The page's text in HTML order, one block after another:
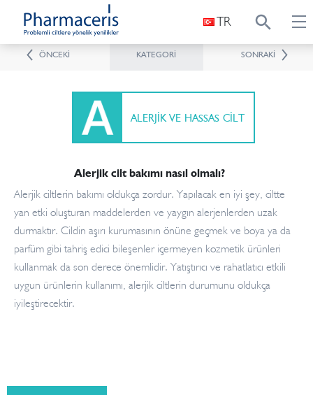
TR
ÖNCEKI KATEGORI SONRAKI
ALERJIK VE HASSAS CILT
Alerjik cilt bakımı nasıl olmalı?
Alerjik ciltlerin bakımı oldukça zordur. Yapılacak en iyi şey, ciltte
yan etki oluşturan maddelerden ve yaygın alerjenlerden uzak
durmaktır. Cildin aşırı kurumasının önüne geçmek ve boya ya da
parfüm gibi tahriş edici bileşenler içermeyen kozmetik ürünleri
kullanmak da son derece önemlidir. Yatıştırıcı ve rahatlatıcı etkili
uygun ürünlerin kullanımı, alerjik ciltlerin durumunu oldukça
iyileştirecektir.